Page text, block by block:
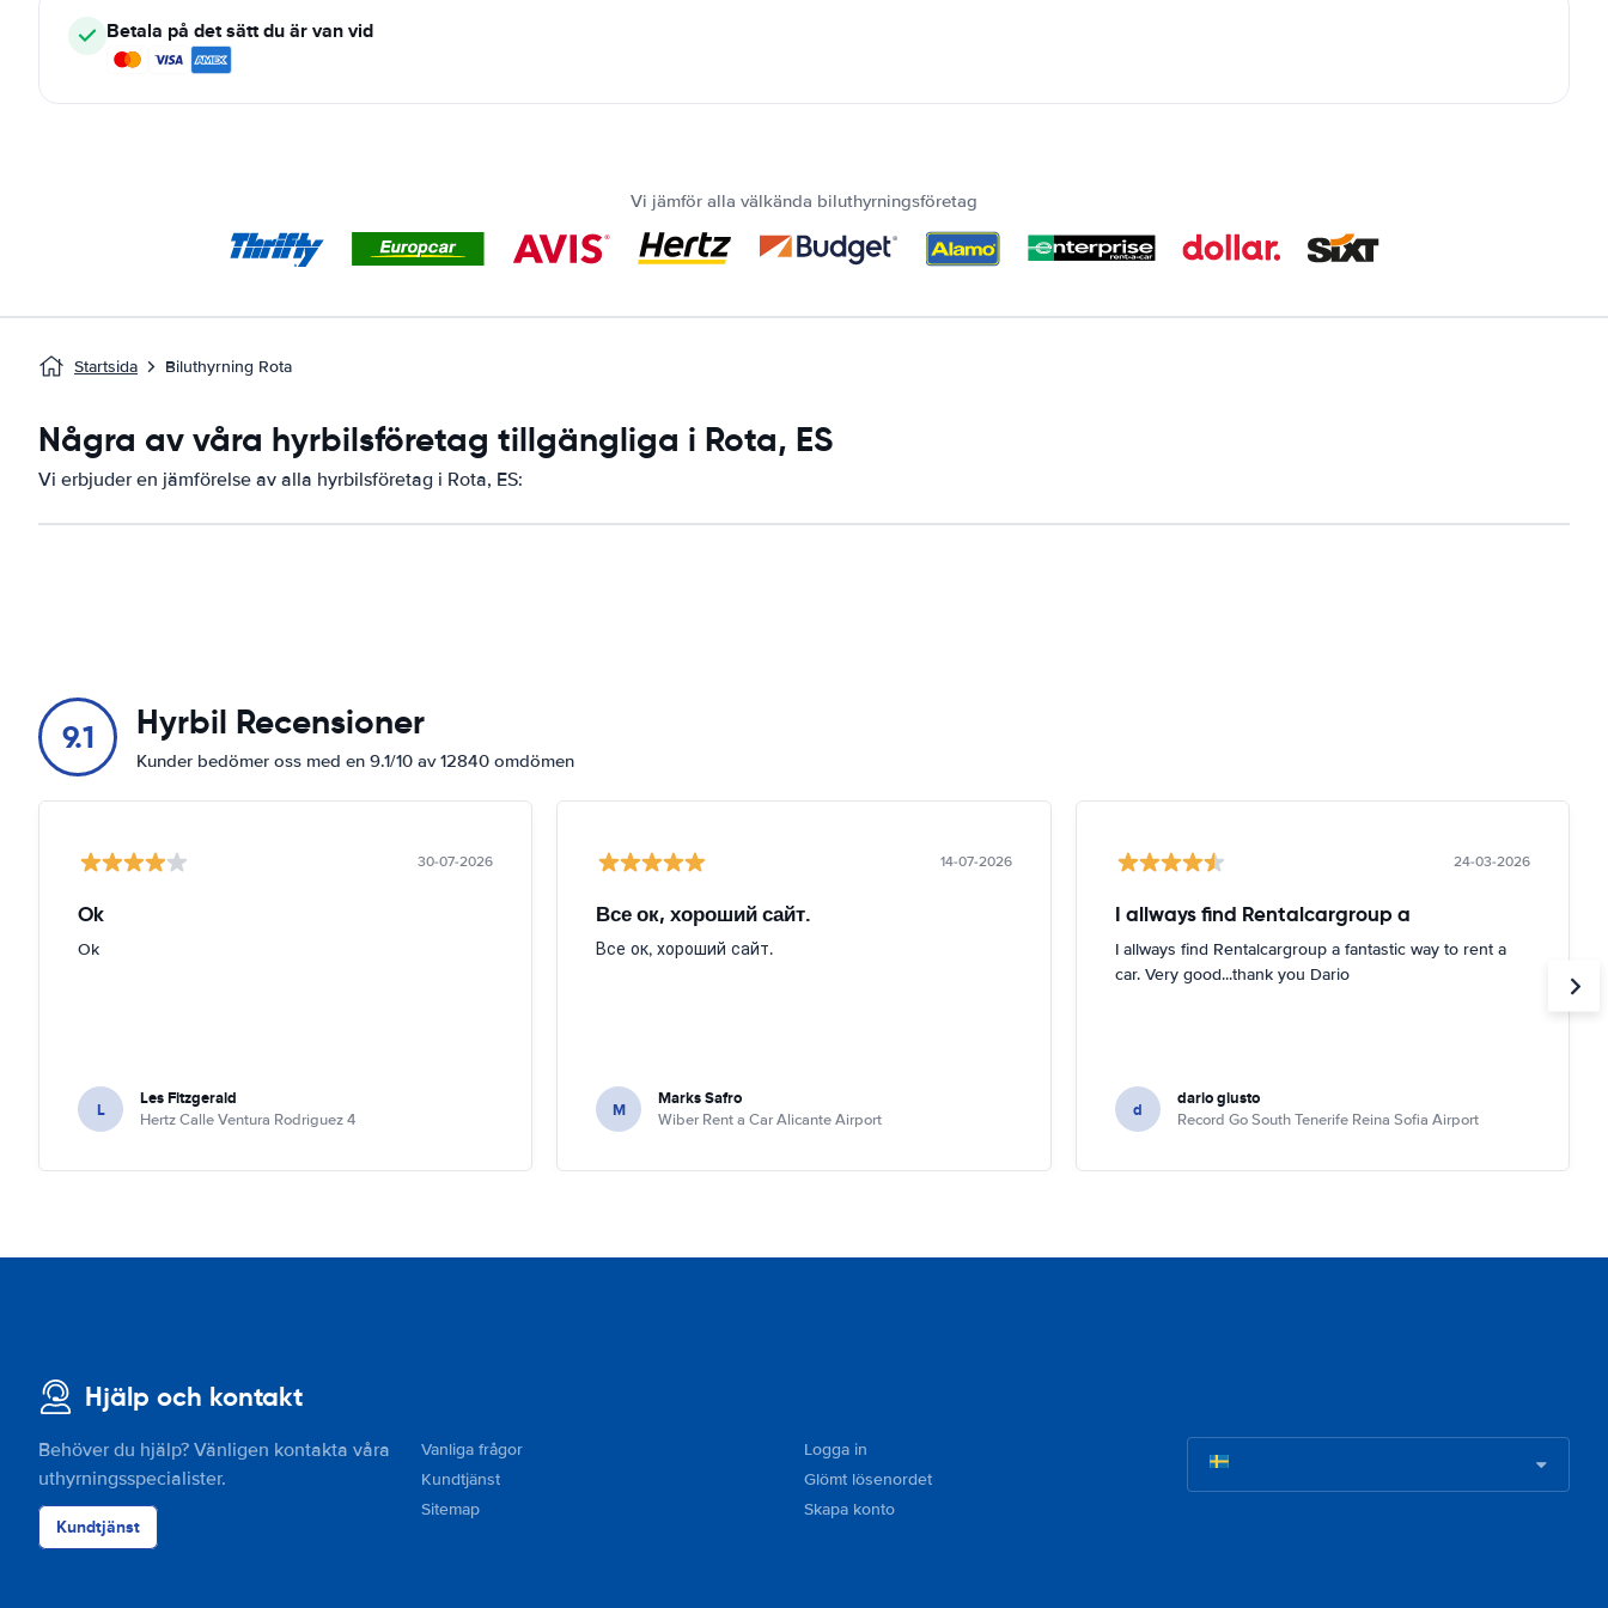
Betala på det sätt du är van vid
Vi jämför alla välkända biluthyrningsföretag
Startsida Biluthyrning Rota
Några av våra hyrbilsföretag tillgängliga i Rota, ES
Vi erbjuder en jämförelse av alla hyrbilsföretag i Rota, ES:
9.1 Hyrbil Recensioner
Kunder bedömer oss med en 9.1/10 av 12840 omdömen
30-07-2026
Ok
Ok
L Les Fitzgerald
Hertz Calle Ventura Rodriguez 4
14-07-2026
Все ок, хороший сайт.
Все ок, хороший сайт.
M Marks Safro
Wiber Rent a Car Alicante Airport
24-03-2026
I allways find Rentalcargroup a
I allways find Rentalcargroup a fantastic way to rent a
car. Very good...thank you Dario
d dario giusto
Record Go South Tenerife Reina Sofia Airport
Hjälp och kontakt
Behöver du hjälp? Vänligen kontakta våra
uthyrningsspecialister.
Kundtjänst
Vanliga frågor
Kundtjänst
Sitemap
Logga in
Glömt lösenordet
Skapa konto